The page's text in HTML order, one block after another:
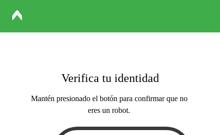
Verifica tu identidad
Mantén presionado el botón para confirmar que no
eres un robot.